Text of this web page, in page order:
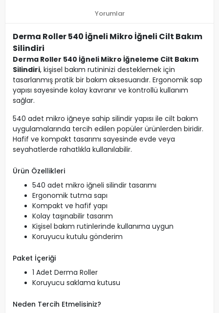
Yorumlar
Derma Roller 540 İğneli Mikro İğneli Cilt Bakım
Silindiri
Derma Roller 540 İğneli Mikro İğneleme Cilt Bakım
Silindiri, kişisel bakım rutininizi desteklemek için
tasarlanmış pratik bir bakım aksesuarıdır. Ergonomik sap
yapısı sayesinde kolay kavranır ve kontrollü kullanım
sağlar.
540 adet mikro iğneye sahip silindir yapısı ile cilt bakım
uygulamalarında tercih edilen popüler ürünlerden biridir.
Hafif ve kompakt tasarımı sayesinde evde veya
seyahatlerde rahatlıkla kullanılabilir.
Ürün Özellikleri
540 adet mikro iğneli silindir tasarımı
Ergonomik tutma sapı
Kompakt ve hafif yapı
Kolay taşınabilir tasarım
Kişisel bakım rutinlerinde kullanıma uygun
Koruyucu kutulu gönderim
Paket İçeriği
1 Adet Derma Roller
Koruyucu saklama kutusu
Neden Tercih Etmelisiniz?